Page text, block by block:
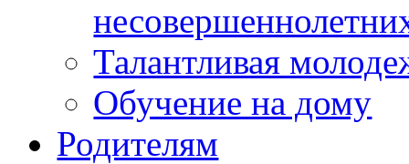
Талантливая
Обучение на дому
Родителям